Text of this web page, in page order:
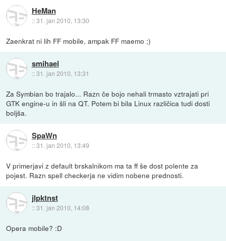
HeMan
::31. jan 2010, 13:30
Zaenkrat ni lih FF mobile, ampak FF maemo ;)
smihael
::31. jan 2010, 13:31
Za Symbian bo trajalo... Razn če bojo nehali trmasto vztrajati pri
GTK engine-u in šli na QT. Potem bi bila Linux različica tudi dosti
boljša.
SpaWn
::31. jan 2010, 13:49
V primerjavi z default brskalnikom ma ta ff še dost polente za
pojest. Razn spell checkerja ne vidim nobene prednosti.
jlpktnst
::31. jan 2010, 14:08
Opera mobile? :D